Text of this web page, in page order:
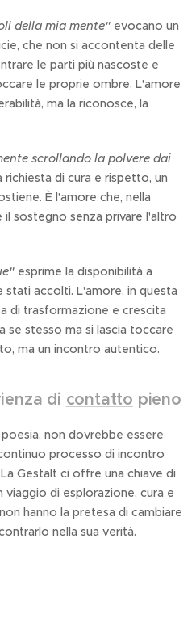
della mia mente" evocano un
che non si accontenta delle
le parti più nascoste e
le proprie ombre. L'amore
ma la riconosce, la
scrollando la polvere dai
richiesta di cura e rispetto, un
È l'amore che, nella
sostegno senza privare l'altro
esprime la disponibilità a
stati accolti. L'amore, in questa
di trasformazione e crescita
se stesso ma si lascia toccare
ma un incontro autentico.
di contatto pieno
non dovrebbe essere
processo di incontro
Gestalt ci offre una chiave di
di esplorazione, cura e
hanno la pretesa di cambiare
nella sua verità.